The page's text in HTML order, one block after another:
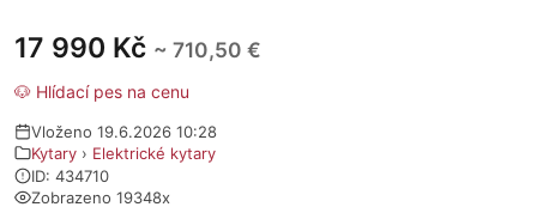
17 990 Kč ~ 710,50 €
🐶 Hlídací pes na cenu
Vloženo 19.6.2026 10:28
Kytary › Elektrické kytary
ID: 434710
Zobrazeno 19348x